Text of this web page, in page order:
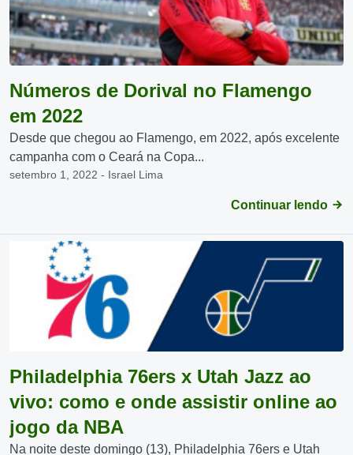
Números de Dorival no Flamengo
em 2022
Desde que chegou ao Flamengo, em 2022, após excelente
campanha com o Ceará na Copa...
setembro 1, 2022 - Israel Lima
Continuar lendo
Philadelphia 76ers x Utah Jazz ao
vivo: como e onde assistir online ao
jogo da NBA
Na noite deste domingo (13), Philadelphia 76ers e Utah